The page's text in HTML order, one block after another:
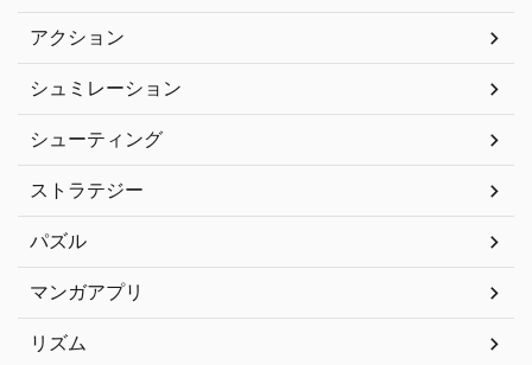
アクション
シュミレーション
シューティング
ストラテジー
パズル
マンガアプリ
リズム